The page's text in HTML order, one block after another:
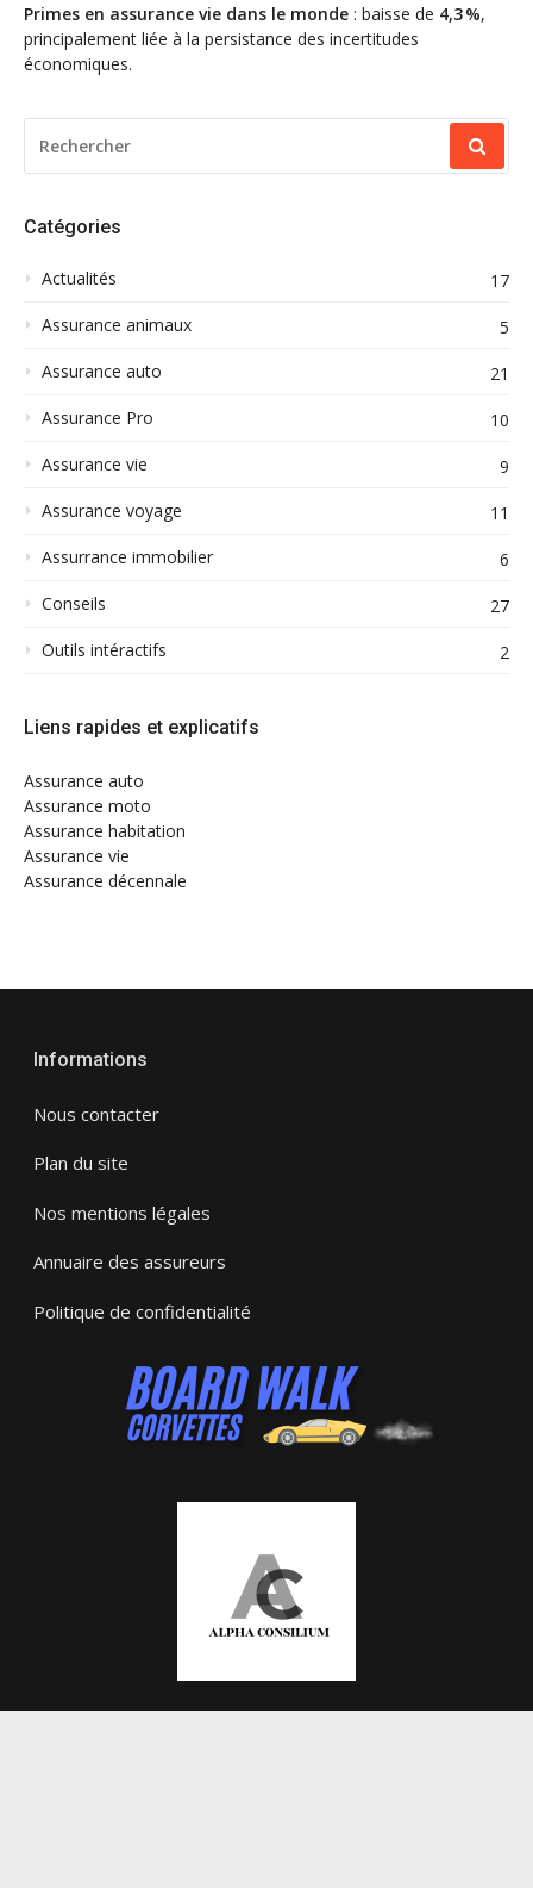
Primes en assurance vie dans le monde : baisse de 4,3 %,
principalement liée à la persistance des incertitudes
économiques.
POUR
:
Catégories
Actualités
17
Assurance animaux
5
Assurance auto
21
Assurance Pro
10
Assurance vie
9
Assurance voyage
11
Assurrance immobilier
6
Conseils
27
Outils intéractifs
2
Liens rapides et explicatifs
Assurance auto
Assurance moto
Assurance habitation
Assurance vie
Assurance décennale
Informations
Nous contacter
Plan du site
Nos mentions légales
Annuaire des assureurs
Politique de confidentialité